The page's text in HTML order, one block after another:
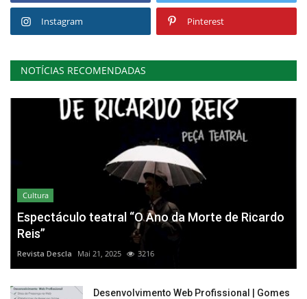
Instagram Pinterest
NOTÍCIAS RECOMENDADAS
Cultura
Espectáculo teatral “O Ano da Morte de Ricardo
Reis”
Revista Descla Mai 21, 2025 3216
Desenvolvimento Web Profissional | Gomes